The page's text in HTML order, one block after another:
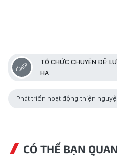
TỔ CHỨC CHUYÊN ĐỀ:
HÀ
Phát triển hoạt động thiện
CÓ THỂ BẠN